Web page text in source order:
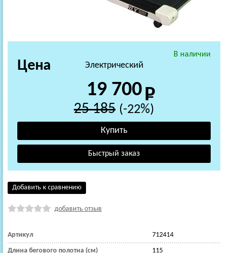
В наличии
Электрический
Цена
19 700
25 185 (-22%)
Добавить к сравнению
добавить отзыв
Артикул 712414
Длина бегового полотна (см) 115